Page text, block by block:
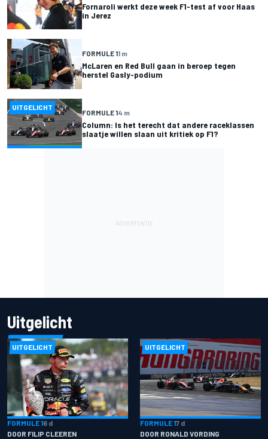
Fornaroli werkt deze week F1-test af voor Haas
in Jerez
FORMULE 11 m
McLaren en Red Bull gaan in beroep tegen
herstel Gasly-podium
UITGELICHT
FORMULE 14 m
Column: Is het terecht dat andere raceklassen
slaatje willen slaan uit kritiek op F1?
Uitgelicht
UITGELICHT
FORMULE 16 d
DOOR FILIP CLEEREN
UITGELICHT
FORMULE 17 d
DOOR RONALD VORDING